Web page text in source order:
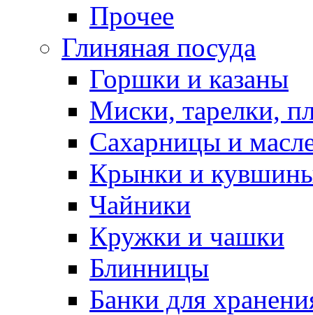
Прочее
Глиняная посуда
Горшки и казаны
Миски, тарелки,
Сахарницы и
Крынки и
Чайники
Кружки и чашки
Блинницы
Банки для